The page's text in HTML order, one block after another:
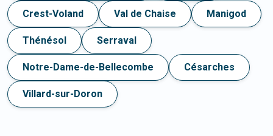
Crest-Voland Val de Chaise Manigod
Thénésol Serraval
Notre-Dame-de-Bellecombe Césarches
Villard-sur-Doron